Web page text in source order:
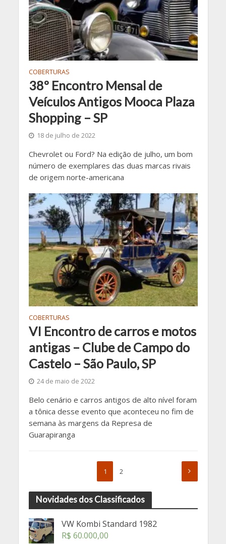
COBERTURAS
38º Encontro Mensal de
Veículos Antigos Mooca Plaza
Shopping – SP
18 de julho de 2022
Chevrolet ou Ford? Na edição de julho, um bom
número de exemplares das duas marcas rivais
de origem norte-americana
COBERTURAS
VI Encontro de carros e motos
antigas – Clube de Campo do
Castelo – São Paulo, SP
24 de maio de 2022
Belo cenário e carros antigos de alto nível foram
a tônica desse evento que aconteceu no fim de
semana às margens da Represa de
Guarapiranga
1 2
Novidades dos Classificados
VW Kombi Standard 1982
R$ 60.000,00